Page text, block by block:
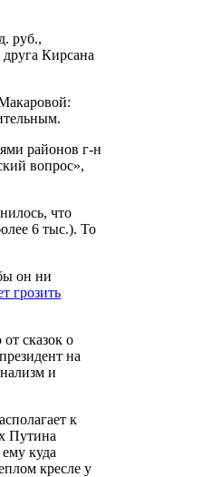
руб.,
Кирсана
районов г-н
вопрос»,
что
6 тыс.). То
он ни
грозить
сказок о
на
и
к
Путина
куда
кресле у